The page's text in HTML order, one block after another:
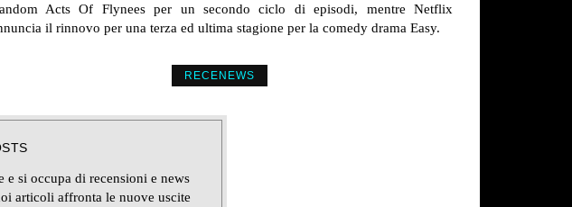
Acts Of Flynees per un secondo ciclo di episodi, mentre Netflix
il rinnovo per una terza ed ultima stagione per la comedy drama Easy.
RECENEWS
e si occupa di recensioni e news
articoli affronta le nuove uscite